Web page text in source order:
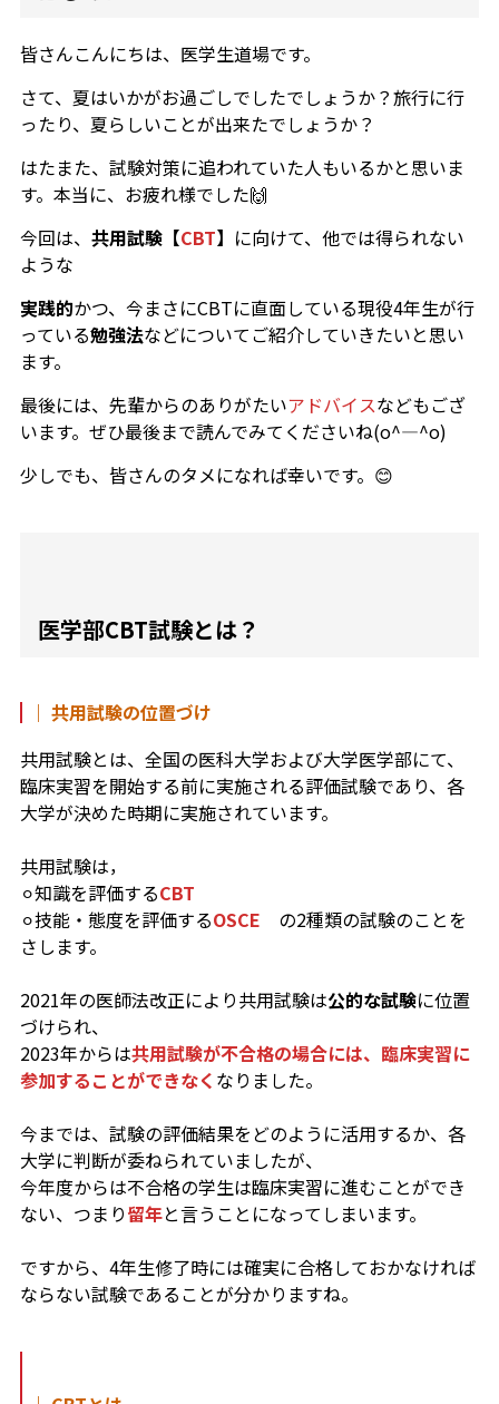
皆さんこんにちは、医学生道場です。
さて、夏はいかがお過ごしでしたでしょうか？旅行に行
ったり、夏らしいことが出来たでしょうか？
はたまた、試験対策に追われていた人もいるかと思いま
す。本当に、お疲れ様でした🙌
今回は、 共用試験【CBT】 に向けて、他では得られない
ような
実践的かつ、今まさにCBTに直面している現役4年生が行
っている勉強法などについてご紹介していきたいと思い
ます。
最後には、先輩からのありがたいアドバイスなどもござ
います。ぜひ最後まで読んでみてくださいね(o^―^o)
少しでも、皆さんのタメになれば幸いです。😊
医学部CBT試験とは？
｜ 共用試験の位置づけ
共用試験とは、全国の医科大学および大学医学部にて、
臨床実習を開始する前に実施される評価試験であり、各
大学が決めた時期に実施されています。
共用試験は，
⚪︎知識を評価するCBT
⚪︎技能・態度を評価するOSCE の2種類の試験のことを
さします。
2021年の医師法改正により共用試験は公的な試験に位置
づけられ、
2023年からは共用試験が不合格の場合には、臨床実習に
参加することができなく なりました。
今までは、試験の評価結果をどのように活用するか、各
大学に判断が委ねられていましたが、
今年度からは不合格の学生は臨床実習に進むことができ
ない、つまり留年と言うことになってしまいます。
ですから、4年生修了時には確実に合格しておかなければ
ならない試験であることが分かりますね。